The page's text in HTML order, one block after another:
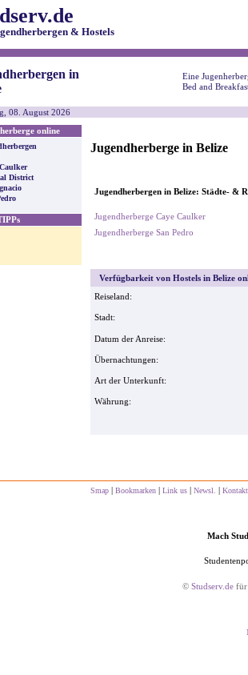
& Hostels
in
Eine
Bed and
08. August 2026
online
District
Jugendherberge in Belize
Jugendherbergen in Belize: Städte- &
Jugendherberge Caye Caulker
Jugendherberge San Pedro
Verfügbarkeit von Hostels in Belize
Reiseland:
Stadt:
Datum der Anreise:
Übernachtungen:
Art der Unterkunft:
Währung:
Smap | Bookmarken | Link us | Newsl. | Kontakt
Mach
© Studserv.de für